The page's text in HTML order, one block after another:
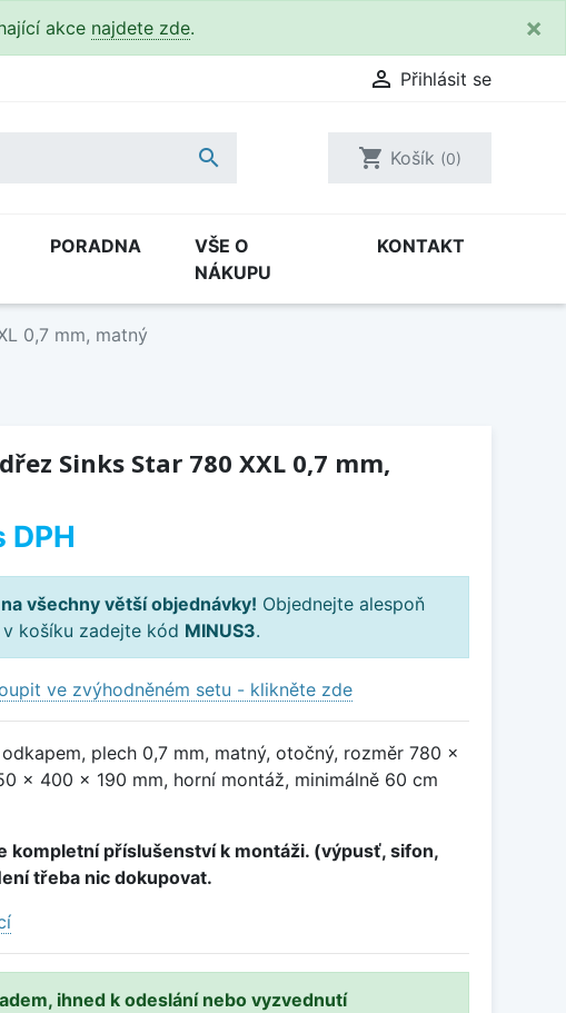
akce najdete zde. ×
 Přihlásit se
 shopping_cart Košík (0)
PORADNA
VŠE O
NÁKUPU
KONTAKT
0,7 mm, matný
Sinks Star 780 XXL 0,7 mm,
DPH
všechny větší objednávky! Objednejte alespoň
košíku zadejte kód MINUS3.
ve zvýhodněném setu - klikněte zde
plech 0,7 mm, matný, otočný, rozměr 780 x
x 400 x 190 mm, horní montáž, minimálně 60 cm
kompletní příslušenství k montáži. (výpusť, sifon,
třeba nic dokupovat.
ihned k odeslání nebo vyzvednutí